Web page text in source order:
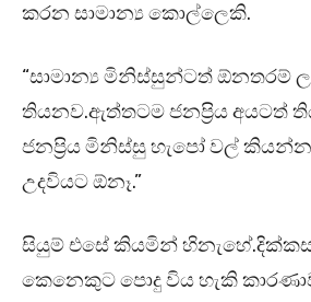
කරන සාමාන්‍ය කොල්ලෙකි.
“සාමාන්‍ය මිනිස්සුන්ටත් ඕනතරම්
තියනව.ඇත්තටම ජනප්‍රිය අයටත්
ජනප්‍රිය මිනිස්සු හැපෝ වල් කියන්න
උදවියට ඕනෑ.”
සියුම් එසේ කියමින්
කෙනෙකුට පොදු විය හැකි